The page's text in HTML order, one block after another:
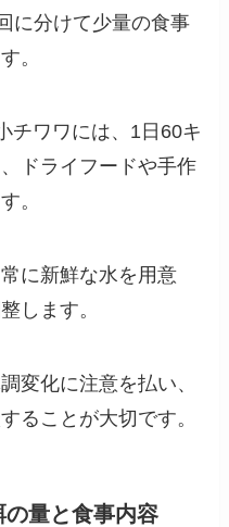
に分けて少量の食事
。
チワワには、1日60キ
ドライフードや手作
。
に新鮮な水を用意
します。
変化に注意を払い、
ることが大切です。
量と食事内容